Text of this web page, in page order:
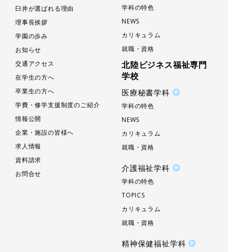
臼井が選ばれる理由
理事長挨拶
学園の歩み
お知らせ
交通アクセス
在学生の方へ
卒業生の方へ
学費・修学支援制度のご紹介
情報公開
企業・施設の皆様へ
求人情報
資料請求
お問合せ
学科の特色
NEWS
カリキュラム
就職・資格
北陸ビジネス福祉専門
学校
医療秘書学科
学科の特色
NEWS
カリキュラム
就職・資格
介護福祉学科
学科の特色
TOPICS
カリキュラム
就職・資格
精神保健福祉学科